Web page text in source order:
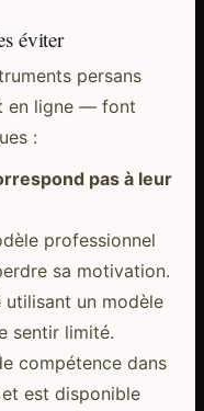
éviter
persans
en ligne — font
:
pas à leur
professionnel
sa motivation.
utilisant un modèle
sentir limité.
compétence dans
est disponible